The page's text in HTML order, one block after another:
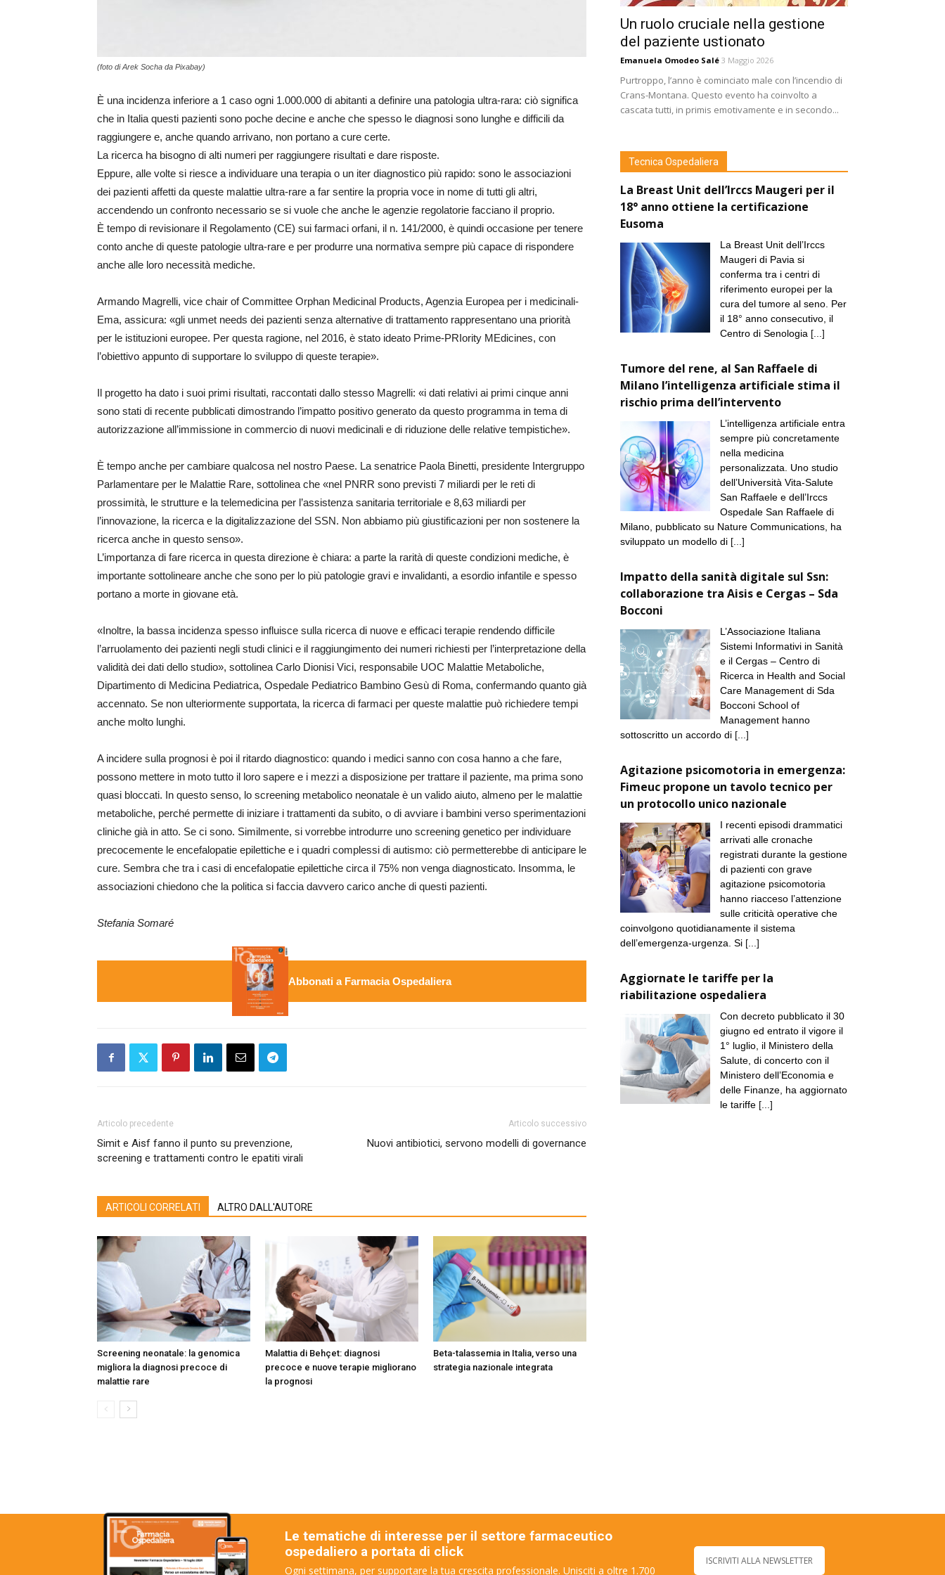
(foto di Arek Socha da Pixabay)
È una incidenza inferiore a 1 caso ogni 1.000.000 di abitanti a definire una patologia ultra-rara: ciò significa
che in Italia questi pazienti sono poche decine e anche che spesso le diagnosi sono lunghe e difficili da
raggiungere e, anche quando arrivano, non portano a cure certe.
La ricerca ha bisogno di alti numeri per raggiungere risultati e dare risposte.
Eppure, alle volte si riesce a individuare una terapia o un iter diagnostico più rapido: sono le associazioni
dei pazienti affetti da queste malattie ultra-rare a far sentire la propria voce in nome di tutti gli altri,
accendendo un confronto necessario se si vuole che anche le agenzie regolatorie facciano il proprio.
È tempo di revisionare il Regolamento (CE) sui farmaci orfani, il n. 141/2000, è quindi occasione per tenere
conto anche di queste patologie ultra-rare e per produrre una normativa sempre più capace di rispondere
anche alle loro necessità mediche.
Armando Magrelli, vice chair of Committee Orphan Medicinal Products, Agenzia Europea per i medicinali-
Ema, assicura: «gli unmet needs dei pazienti senza alternative di trattamento rappresentano una priorità
per le istituzioni europee. Per questa ragione, nel 2016, è stato ideato Prime-PRIority MEdicines, con
l’obiettivo appunto di supportare lo sviluppo di queste terapie».
Il progetto ha dato i suoi primi risultati, raccontati dallo stesso Magrelli: «i dati relativi ai primi cinque anni
sono stati di recente pubblicati dimostrando l’impatto positivo generato da questo programma in tema di
autorizzazione all’immissione in commercio di nuovi medicinali e di riduzione delle relative tempistiche».
È tempo anche per cambiare qualcosa nel nostro Paese. La senatrice Paola Binetti, presidente Intergruppo
Parlamentare per le Malattie Rare, sottolinea che «nel PNRR sono previsti 7 miliardi per le reti di
prossimità, le strutture e la telemedicina per l’assistenza sanitaria territoriale e 8,63 miliardi per
l’innovazione, la ricerca e la digitalizzazione del SSN. Non abbiamo più giustificazioni per non sostenere la
ricerca anche in questo senso».
L’importanza di fare ricerca in questa direzione è chiara: a parte la rarità di queste condizioni mediche, è
importante sottolineare anche che sono per lo più patologie gravi e invalidanti, a esordio infantile e spesso
portano a morte in giovane età.
«Inoltre, la bassa incidenza spesso influisce sulla ricerca di nuove e efficaci terapie rendendo difficile
l’arruolamento dei pazienti negli studi clinici e il raggiungimento dei numeri richiesti per l’interpretazione della
validità dei dati dello studio», sottolinea Carlo Dionisi Vici, responsabile UOC Malattie Metaboliche,
Dipartimento di Medicina Pediatrica, Ospedale Pediatrico Bambino Gesù di Roma, confermando quanto già
accennato. Se non ulteriormente supportata, la ricerca di farmaci per queste malattie può richiedere tempi
anche molto lunghi.
A incidere sulla prognosi è poi il ritardo diagnostico: quando i medici sanno con cosa hanno a che fare,
possono mettere in moto tutto il loro sapere e i mezzi a disposizione per trattare il paziente, ma prima sono
quasi bloccati. In questo senso, lo screening metabolico neonatale è un valido aiuto, almeno per le malattie
metaboliche, perché permette di iniziare i trattamenti da subito, o di avviare i bambini verso sperimentazioni
cliniche già in atto. Se ci sono. Similmente, si vorrebbe introdurre uno screening genetico per individuare
precocemente le encefalopatie epilettiche e i quadri complessi di autismo: ciò permetterebbe di anticipare le
cure. Sembra che tra i casi di encefalopatie epilettiche circa il 75% non venga diagnosticato. Insomma, le
associazioni chiedono che la politica si faccia davvero carico anche di questi pazienti.
Stefania Somaré
Abbonati a Farmacia Ospedaliera
Articolo precedente
Simit e Aisf fanno il punto su prevenzione,
screening e trattamenti contro le epatiti virali
Articolo successivo
Nuovi antibiotici, servono modelli di governance
ARTICOLI CORRELATI ALTRO DALL'AUTORE
Screening neonatale: la genomica
migliora la diagnosi precoce di
malattie rare
Malattia di Behçet: diagnosi
precoce e nuove terapie migliorano
la prognosi
Beta-talassemia in Italia, verso una
strategia nazionale integrata
Un ruolo cruciale nella gestione
del paziente ustionato
Emanuela Omodeo Salé 3 Maggio 2026
Purtroppo, l’anno è cominciato male con l’incendio di
Crans-Montana. Questo evento ha coinvolto a
cascata tutti, in primis emotivamente e in secondo...
Tecnica Ospedaliera
La Breast Unit dell’Irccs Maugeri per il
18° anno ottiene la certificazione
Eusoma
La Breast Unit dell’Irccs
Maugeri di Pavia si
conferma tra i centri di
riferimento europei per la
cura del tumore al seno. Per
il 18° anno consecutivo, il
Centro di Senologia [...]
Tumore del rene, al San Raffaele di
Milano l’intelligenza artificiale stima il
rischio prima dell’intervento
L’intelligenza artificiale entra
sempre più concretamente
nella medicina
personalizzata. Uno studio
dell’Università Vita-Salute
San Raffaele e dell’Irccs
Ospedale San Raffaele di
Milano, pubblicato su Nature Communications, ha
sviluppato un modello di [...]
Impatto della sanità digitale sul Ssn:
collaborazione tra Aisis e Cergas – Sda
Bocconi
L’Associazione Italiana
Sistemi Informativi in Sanità
e il Cergas – Centro di
Ricerca in Health and Social
Care Management di Sda
Bocconi School of
Management hanno
sottoscritto un accordo di [...]
Agitazione psicomotoria in emergenza:
Fimeuc propone un tavolo tecnico per
un protocollo unico nazionale
I recenti episodi drammatici
arrivati alle cronache
registrati durante la gestione
di pazienti con grave
agitazione psicomotoria
hanno riacceso l’attenzione
sulle criticità operative che
coinvolgono quotidianamente il sistema
dell’emergenza-urgenza. Si [...]
Aggiornate le tariffe per la
riabilitazione ospedaliera
Con decreto pubblicato il 30
giugno ed entrato il vigore il
1° luglio, il Ministero della
Salute, di concerto con il
Ministero dell’Economia e
delle Finanze, ha aggiornato
le tariffe [...]
Le tematiche di interesse per il settore farmaceutico
ospedaliero a portata di click
Ogni settimana, per supportare la tua crescita professionale. Unisciti a oltre 1.700
ISCRIVITI ALLA NEWSLETTER